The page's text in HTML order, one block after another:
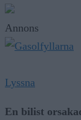
Annons
Lyssna
En bilist